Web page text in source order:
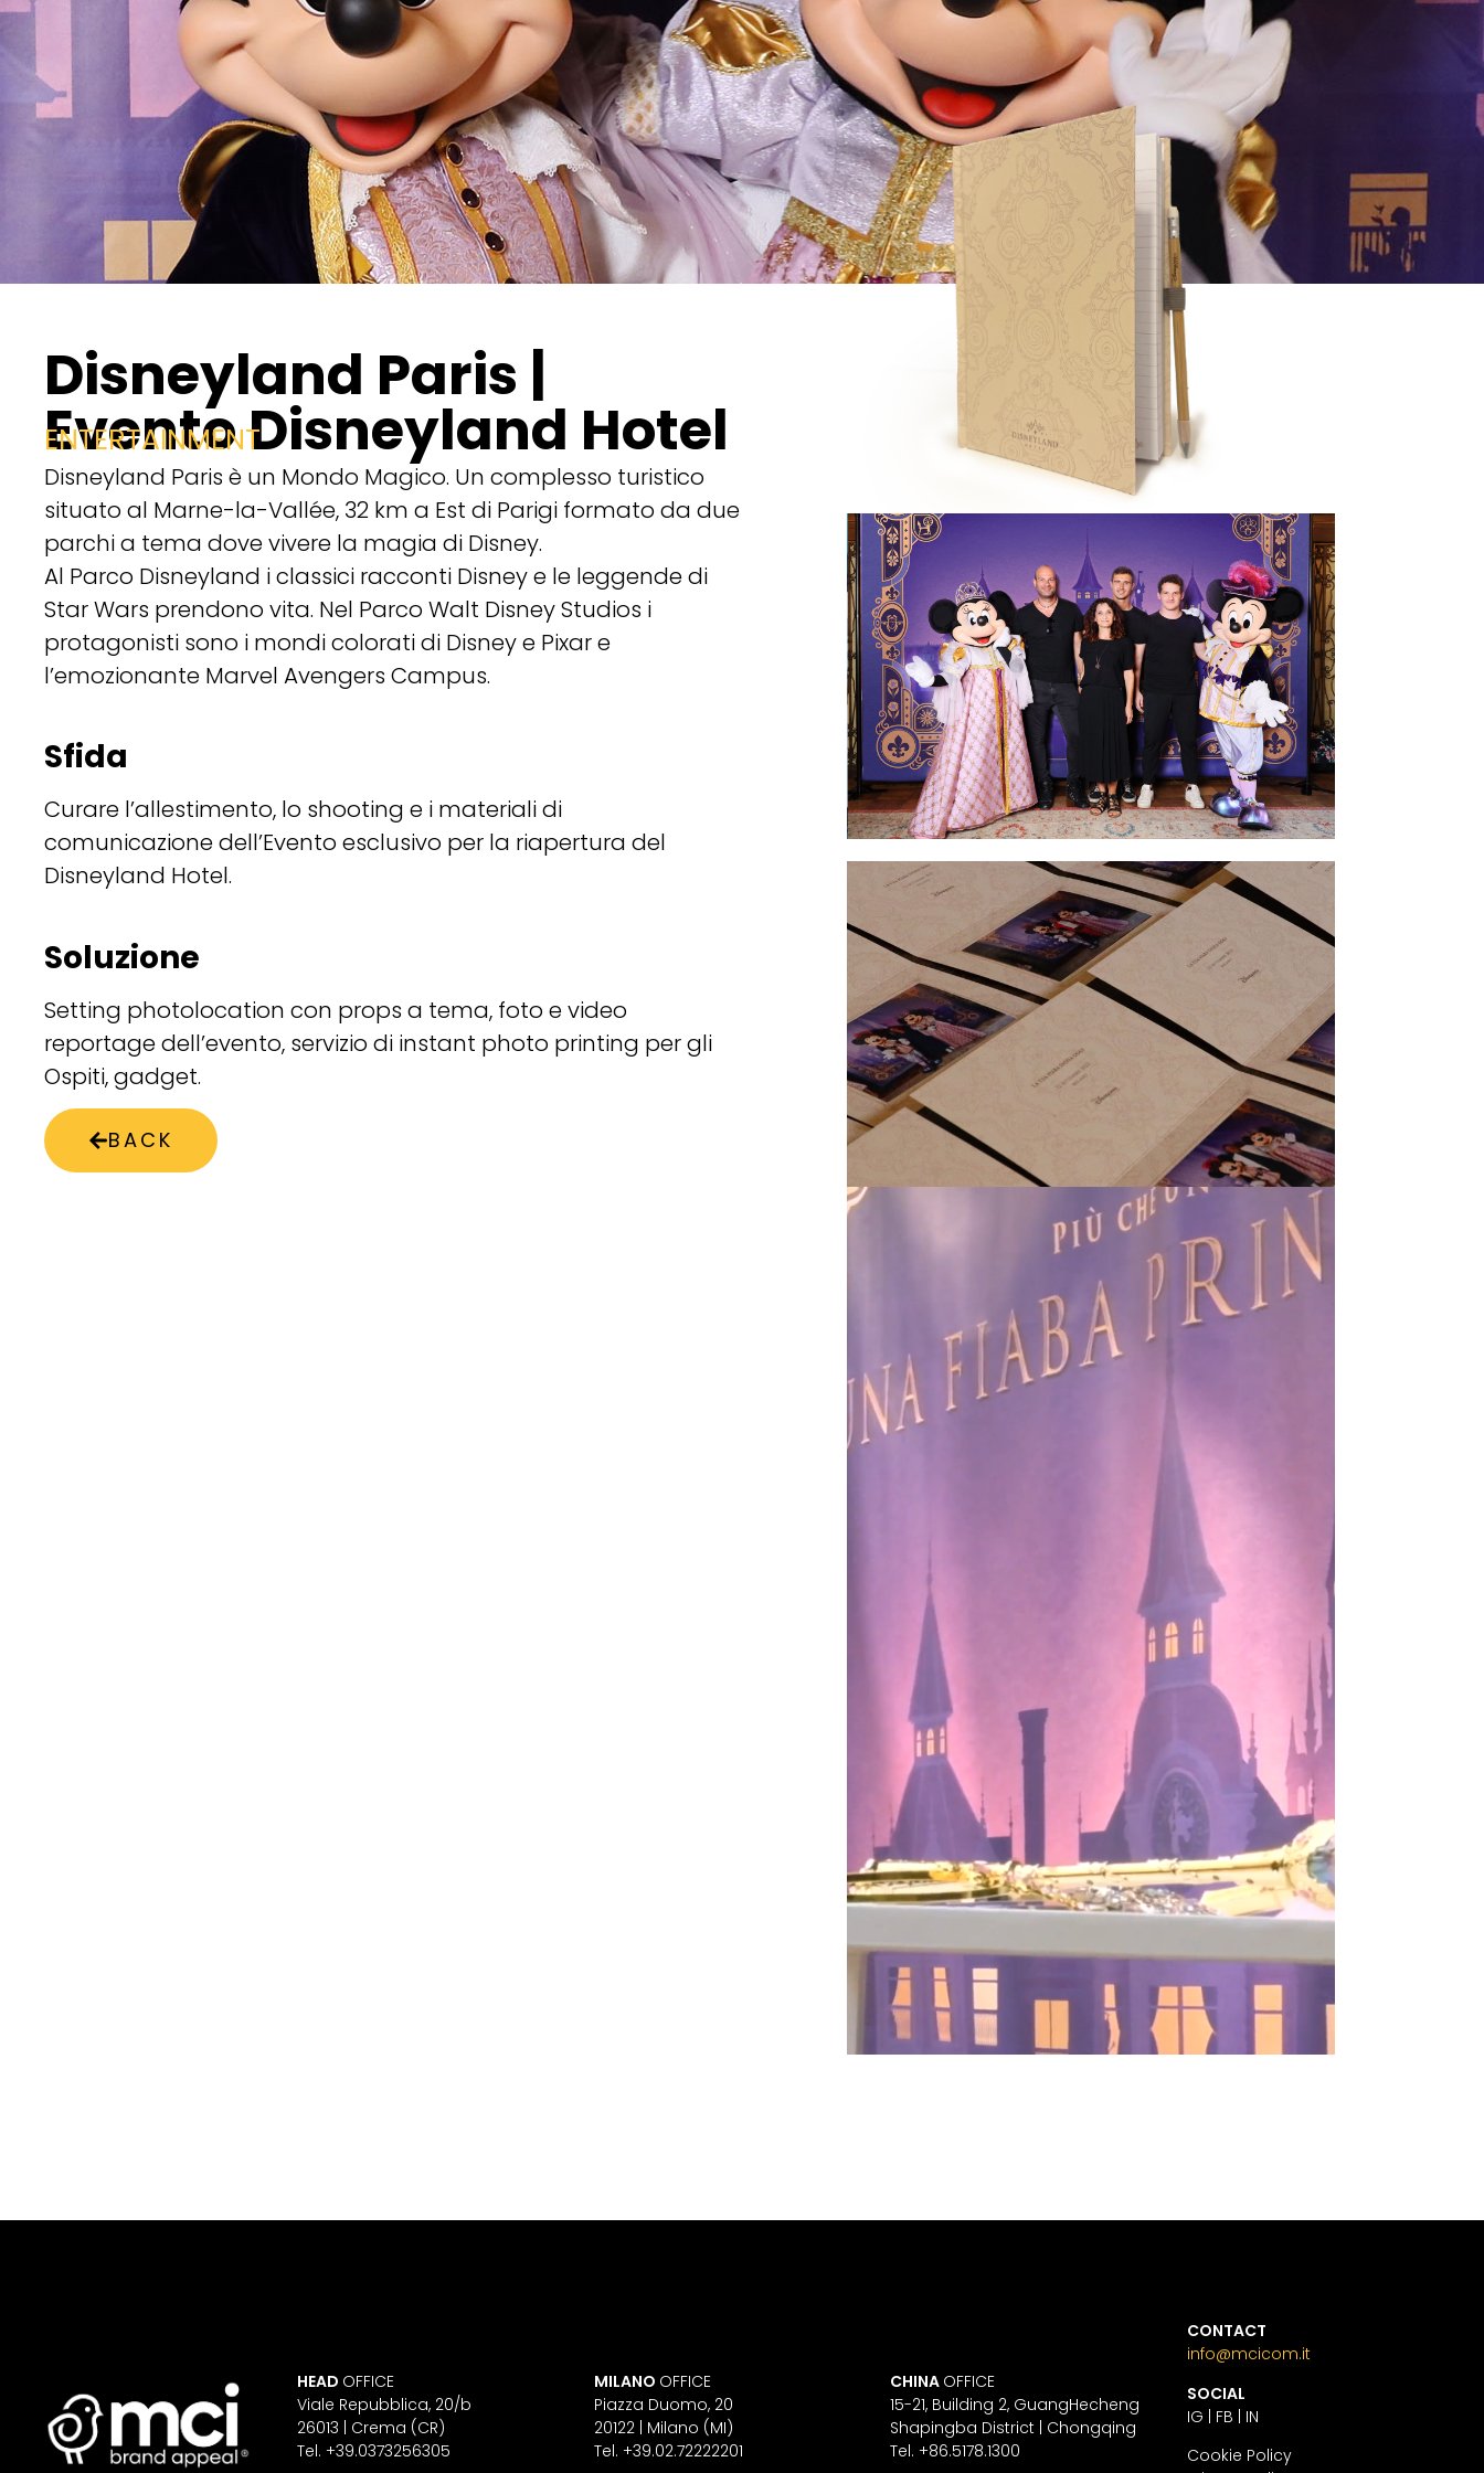
Disneyland Paris |
Evento Disneyland Hotel
ENTERTAINMENT
Disneyland Paris è un Mondo Magico. Un complesso turistico
situato al Marne-la-Vallée, 32 km a Est di Parigi formato da due
parchi a tema dove vivere la magia di Disney.
Al Parco Disneyland i classici racconti Disney e le leggende di
Star Wars prendono vita. Nel Parco Walt Disney Studios i
protagonisti sono i mondi colorati di Disney e Pixar e
l’emozionante Marvel Avengers Campus.
Sfida
Curare l’allestimento, lo shooting e i materiali di
comunicazione dell’Evento esclusivo per la riapertura del
Disneyland Hotel.
Soluzione
Setting photolocation con props a tema, foto e video
reportage dell’evento, servizio di instant photo printing per gli
Ospiti, gadget.
BACK
HEAD OFFICE
Viale Repubblica, 20/b
26013 | Crema (CR)
Tel. +39.0373256305
MILANO OFFICE
Piazza Duomo, 20
20122 | Milano (MI)
Tel. +39.02.72222201
CHINA OFFICE
15-21, Building 2, GuangHecheng
Shapingba District | Chongqing
Tel. +86.5178.1300
CONTACT
info@mcicom.it
SOCIAL
IG | FB | IN
Cookie Policy